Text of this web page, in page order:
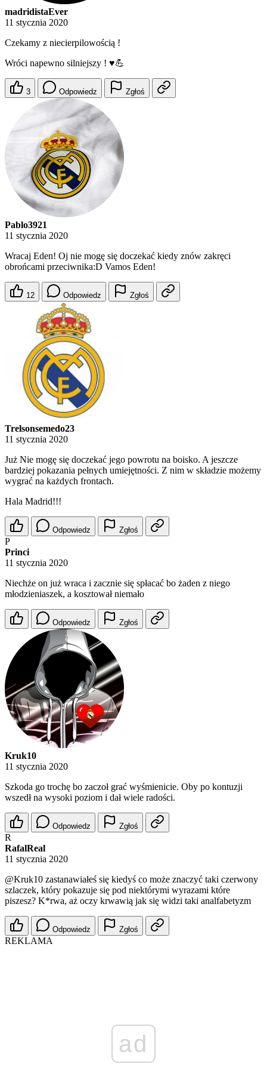
madridistaEver
11 stycznia 2020
Czekamy z niecierpilowością !
Wróci napewno silniejszy ! ♥️💪
3 Odpowiedz Zgłoś
Pablo3921
11 stycznia 2020
Wracaj Eden! Oj nie mogę się doczekać kiedy znów zakręci
obrońcami przeciwnika:D Vamos Eden!
12 Odpowiedz Zgłoś
Trelsonsemedo23
11 stycznia 2020
Już Nie mogę się doczekać jego powrotu na boisko. A jeszcze
bardziej pokazania pełnych umiejętności. Z nim w składzie możemy
wygrać na każdych frontach.
Hala Madrid!!!
Odpowiedz Zgłoś
P
Princi
11 stycznia 2020
Niechże on już wraca i zacznie się spłacać bo żaden z niego
młodzieniaszek, a kosztował niemało
Odpowiedz Zgłoś
Kruk10
11 stycznia 2020
Szkoda go trochę bo zaczoł grać wyśmienicie. Oby po kontuzji
wszedł na wysoki poziom i dał wiele radości.
Odpowiedz Zgłoś
R
RafalReal
11 stycznia 2020
@Kruk10 zastanawiałeś się kiedyś co może znaczyć taki czerwony
szlaczek, który pokazuje się pod niektórymi wyrazami które
piszesz? K*rwa, aż oczy krwawią jak się widzi taki analfabetyzm
Odpowiedz Zgłoś
REKLAMA
ad